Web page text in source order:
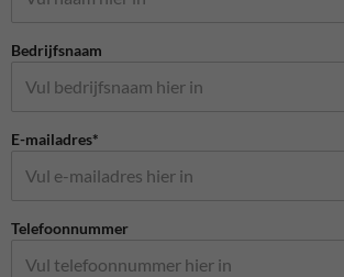
Bedrijfsnaam
E-mailadres*
Telefoonnummer